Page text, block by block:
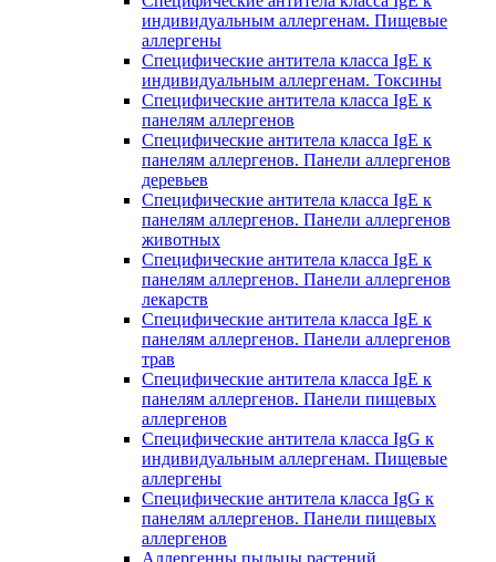
индивидуальным аллергенам. Пищевые
аллергены
Специфические антитела класса IgE к
индивидуальным аллергенам. Токсины
Специфические антитела класса IgE к
панелям аллергенов
Специфические антитела класса IgE к
панелям аллергенов. Панели аллергенов
деревьев
Специфические антитела класса IgE к
панелям аллергенов. Панели аллергенов
животных
Специфические антитела класса IgE к
панелям аллергенов. Панели аллергенов
лекарств
Специфические антитела класса IgE к
панелям аллергенов. Панели аллергенов
трав
Специфические антитела класса IgE к
панелям аллергенов. Панели пищевых
аллергенов
Специфические антитела класса IgG к
индивидуальным аллергенам. Пищевые
аллергены
Специфические антитела класса IgG к
панелям аллергенов. Панели пищевых
аллергенов
Аллергенны пыльцы растений